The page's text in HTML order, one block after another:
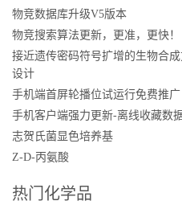
物竞数据库升级V5版本
物竞搜索算法更新，更准，更快！
接近遗传密码符号扩增的生物合
设计
手机端首屏轮播位试运行免费推广
手机客户端强力更新-离线收藏数
志贺氏菌显色培养基
Z-D-丙氨酸
热门化学品